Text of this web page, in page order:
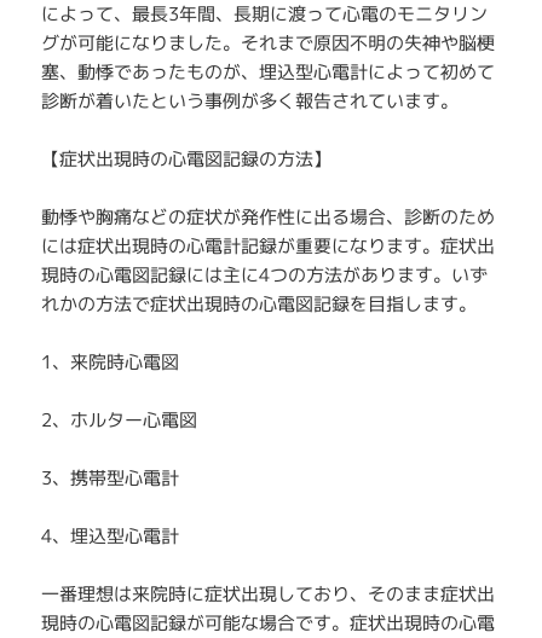
によって、最長3年間、長期に渡って心電のモニタリン
グが可能になりました。それまで原因不明の失神や脳梗
塞、動悸であったものが、埋込型心電計によって初めて
診断が着いたという事例が多く報告されています。
【症状出現時の心電図記録の方法】
動悸や胸痛などの症状が発作性に出る場合、診断のため
には症状出現時の心電計記録が重要になります。症状出
現時の心電図記録には主に4つの方法があります。いず
れかの方法で症状出現時の心電図記録を目指します。
1、来院時心電図
2、ホルター心電図
3、携帯型心電計
4、埋込型心電計
一番理想は来院時に症状出現しており、そのまま症状出
現時の心電図記録が可能な場合です。症状出現時の心電